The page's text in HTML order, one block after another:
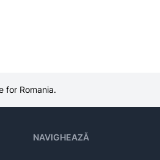
for Romania.
NAVIGHEAZĂ